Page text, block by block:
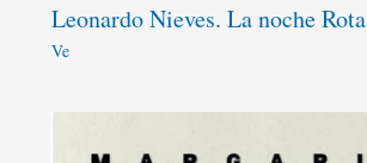
Leonardo Nieves. La noche Rota
Ve